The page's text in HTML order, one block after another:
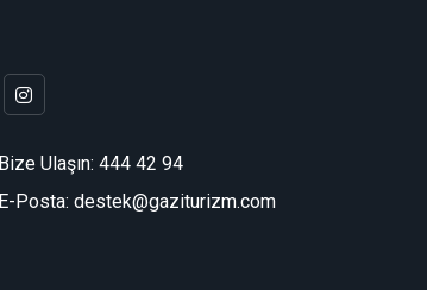
Bize Ulaşın: 444 42 94
E-Posta: destek@gaziturizm.com